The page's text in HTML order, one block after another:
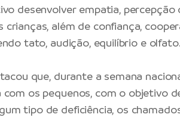
desenvolver empatia, percepção
além de confiança,
tato, audição, equilíbrio e olfato.
que, durante a semana
os pequenos, com o objetivo
tipo de deficiência, os